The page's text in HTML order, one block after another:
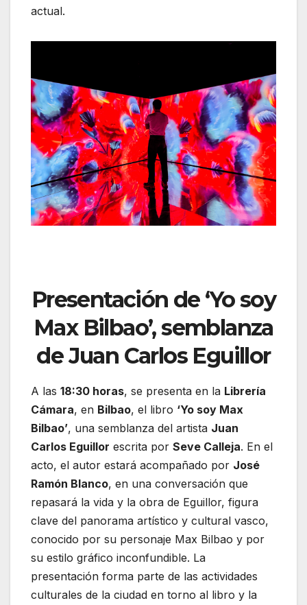
actual.
Presentación de ‘Yo soy
Max Bilbao’, semblanza
de Juan Carlos Eguillor
A las 18:30 horas, se presenta en la Librería
Cámara, en Bilbao, el libro ‘Yo soy Max
Bilbao’, una semblanza del artista Juan
Carlos Eguillor escrita por Seve Calleja. En el
acto, el autor estará acompañado por José
Ramón Blanco, en una conversación que
repasará la vida y la obra de Eguillor, figura
clave del panorama artístico y cultural vasco,
conocido por su personaje Max Bilbao y por
su estilo gráfico inconfundible. La
presentación forma parte de las actividades
culturales de la ciudad en torno al libro y la